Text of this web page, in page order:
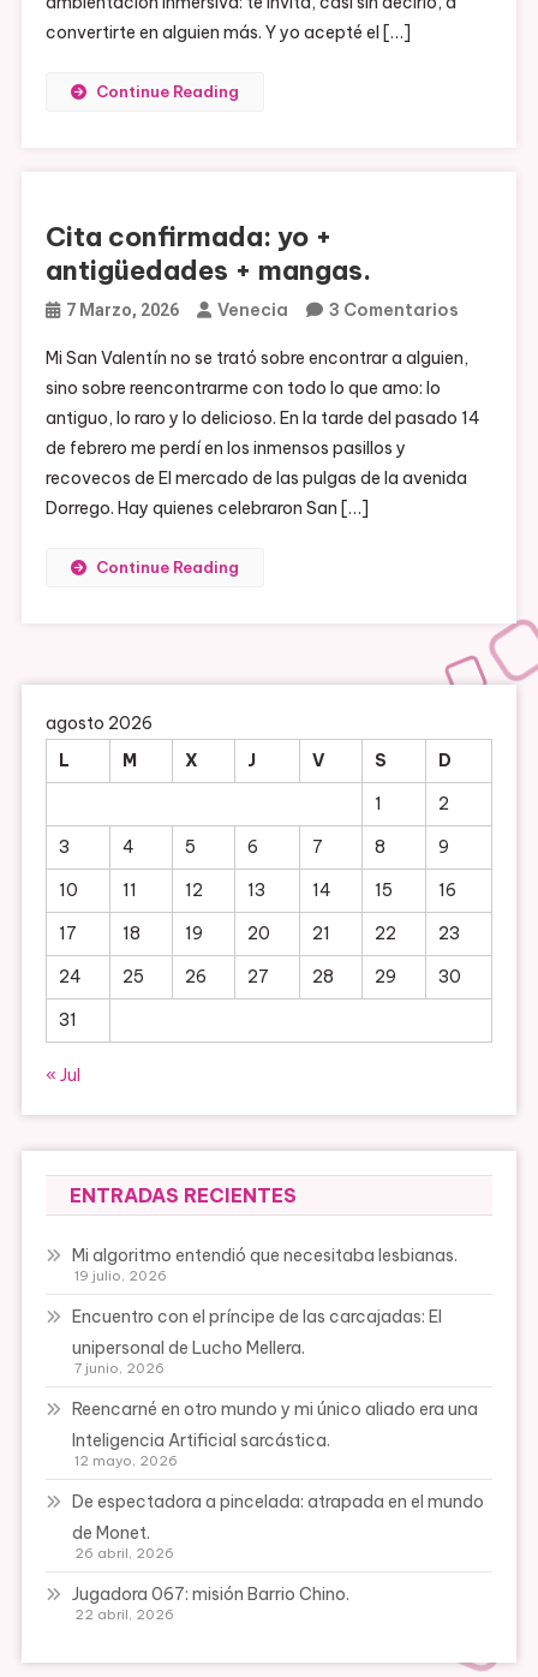
Rejas.
convertirte en alguien más. Y yo acepté el […]
Continue Reading
Cita confirmada: yo +
antigüedades + mangas.
7 Marzo, 2026 Venecia 3 ComentariosEn
+
+
Mi San Valentín no se trató sobre encontrar a alguien,
sino sobre reencontrarme con todo lo que amo: lo
antiguo, lo raro y lo delicioso. En la tarde del pasado 14
de febrero me perdí en los inmensos pasillos y
recovecos de El mercado de las pulgas de la avenida
Dorrego. Hay quienes celebraron San […]
Continue Reading
agosto 2026
L
M X J V S
D
1
2
3
4 5 6 7 8
9
10
11 12 13 14 15
16
17
18 19 20 21 22
23
24
25 26 27 28 29
30
31
« Jul
ENTRADAS RECIENTES
Mi algoritmo entendió que necesitaba lesbianas.
19 julio, 2026
Encuentro con el príncipe de las carcajadas: El
unipersonal de Lucho Mellera.
7 junio, 2026
Reencarné en otro mundo y mi único aliado era una
Inteligencia Artificial sarcástica.
12 mayo, 2026
De espectadora a pincelada: atrapada en el mundo
de Monet.
26 abril, 2026
Jugadora 067: misión Barrio Chino.
22 abril, 2026